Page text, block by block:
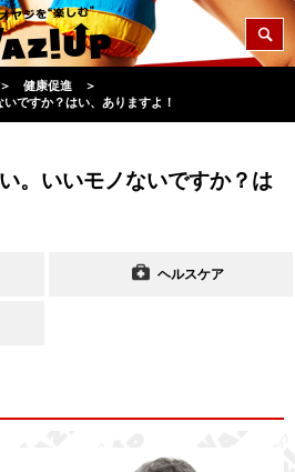
＞ 健康促進
＞
ですか？はい、ありますよ！
。いいモノないですか？は
ヘルスケア